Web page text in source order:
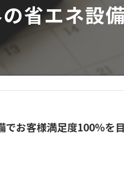
省エネ設
お客様満足度100%を